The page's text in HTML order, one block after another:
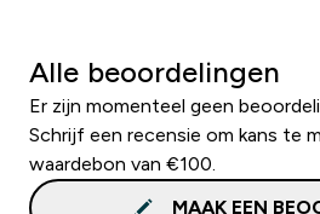
Alle beoordelingen
Er zijn momenteel geen
Schrijf een recensie om kans te
waardebon van €100.
MAAK EEN